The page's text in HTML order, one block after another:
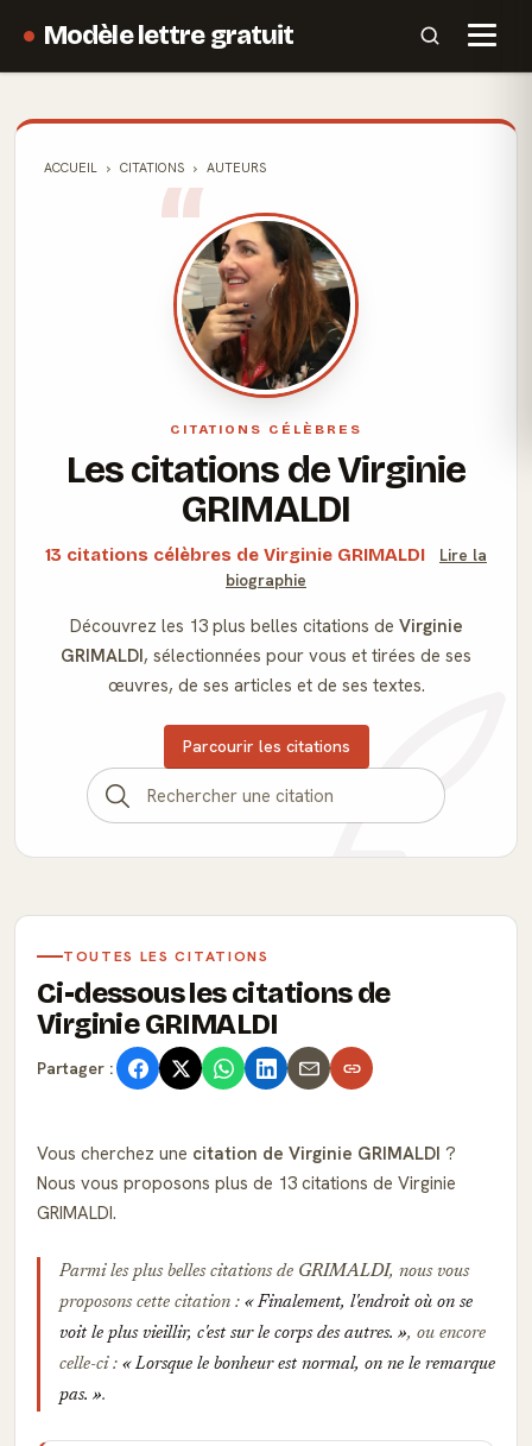
Modèle lettre gratuit
ACCUEIL CITATIONS AUTEURS
CITATIONS CÉLÈBRES
Les citations de Virginie
GRIMALDI
13 citations célèbres de Virginie GRIMALDI
Lire la
biographie
Découvrez les 13 plus belles citations de Virginie
GRIMALDI, sélectionnées pour vous et tirées de ses
œuvres, de ses articles et de ses textes.
Parcourir les citations
TOUTES LES CITATIONS
Ci-dessous les citations de
Virginie GRIMALDI
Partager :
Vous cherchez une citation de Virginie GRIMALDI ?
Nous vous proposons plus de 13 citations de Virginie
GRIMALDI.
Parmi les plus belles citations de GRIMALDI, nous vous
proposons cette citation :
Finalement, l'endroit où on se
voit le plus vieillir, c'est sur le corps des autres.
, ou encore
celle-ci :
Lorsque le bonheur est normal, on ne le remarque
pas.
.